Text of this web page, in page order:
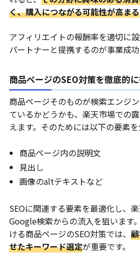
く、購入につながる可能性が高まる
アフィリエイトの報酬率を適切に
パートナーと提携するのが事業成功
商品ページのSEO対策を徹底的
商品ページそのものが検索エンジ
ているかどうかも、楽天市場での
えます。そのためには以下の要素を
商品ページ内の説明文
見出し
画像のaltテキストなど
SEOに関連する要素を最適化し、
Google検索からの流入を狙います
ける商品ページのSEO対策では、
せたキーワード選定が重要です。